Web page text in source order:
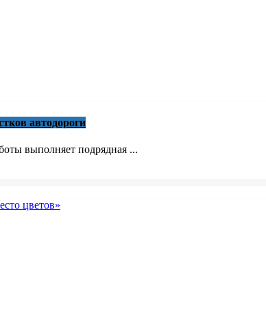
автодороги
выполняет подрядная ...